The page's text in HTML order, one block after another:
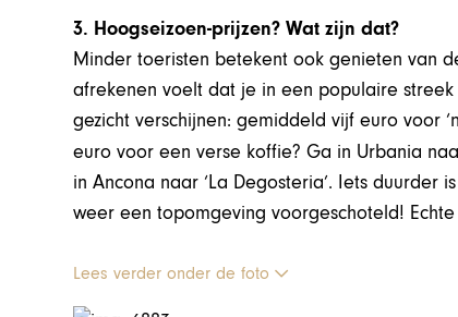
3. Hoogseizoen-prijzen? Wat zijn dat?
Minder toeristen betekent ook genieten van
afrekenen voelt dat je in een populaire
gezicht verschijnen: gemiddeld vijf euro voor
euro voor een verse koffie? Ga in Urbania
in Ancona naar ‘La Degosteria’. Iets
weer een topomgeving voorgeschoteld!
Lees verder onder de foto